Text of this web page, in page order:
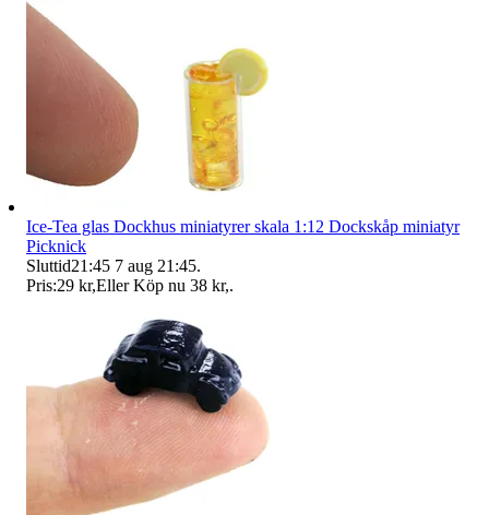
Ice-Tea glas Dockhus miniatyrer skala 1:12 Dockskåp miniatyr
Picknick
Sluttid21:45 7 aug 21:45.
Pris:29 kr,Eller Köp nu 38 kr,.